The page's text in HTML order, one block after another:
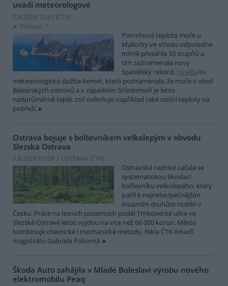
uvádí meteorologové
7.8.2026 10:45 (ČTK)
Diskuse: 1
Povrchová teplota moře u
Mallorky ve středu odpoledne
mírně přesáhla 33 stupňů a
tím zaznamenala nový
španělský rekord. Uvedla to
meteorologická služba Aemet, která poznamenala, že moře v okolí
Baleárských ostrovů a v západním Středomoří je letos
nadprůměrně teplé, což ovlivňuje například také noční teploty na
pobřeží.
Ostrava bojuje s bolševníkem velkolepým v obvodu
Slezská Ostrava
7.8.2026 01:09 | OSTRAVA (ČTK)
Ostravská radnice začala se
systematickou likvidací
bolševníku velkolepého, který
patří k nejnebezpečnějším
invazním druhům rostlin v
Česku. Práce na lesních pozemcích podél Trnkovecké ulice ve
Slezské Ostravě letos vyjdou na více než 66 000 korun. Město
kombinuje chemické i mechanické metody, řekla ČTK mluvčí
magistrátu Gabriela Pokorná.
Škoda Auto zahájila v Mladé Boleslavi výrobu nového
elektromobilu Peaq